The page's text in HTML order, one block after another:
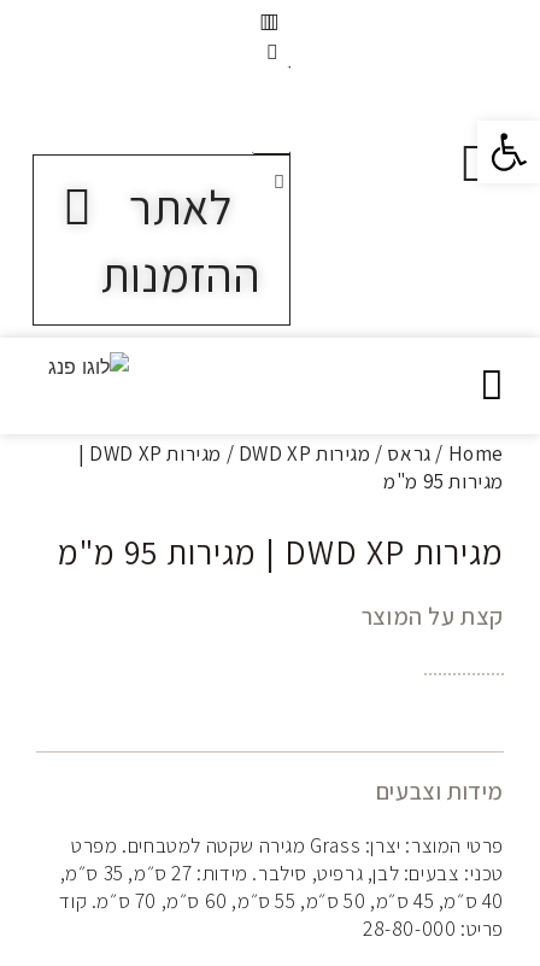
לאתר
ההזמנות
Home
/ גראס / מגירות DWD XP
/ מגירות DWD XP |
מגירות 95 מ"מ
מגירות DWD XP | מגירות 95 מ"מ
קצת על המוצר
מידות וצבעים
פרטי המוצר: יצרן: Grass מגירה שקטה למטבחים. מפרט
טכני: צבעים: לבן, גרפיט, סילבר. מידות: 27 ס״מ, 35 ס״מ,
40 ס״מ, 45 ס״מ, 50 ס״מ, 55 ס״מ, 60 ס״מ, 70 ס״מ. קוד
פריט: 28-80-000
פתח סרגל נגישות